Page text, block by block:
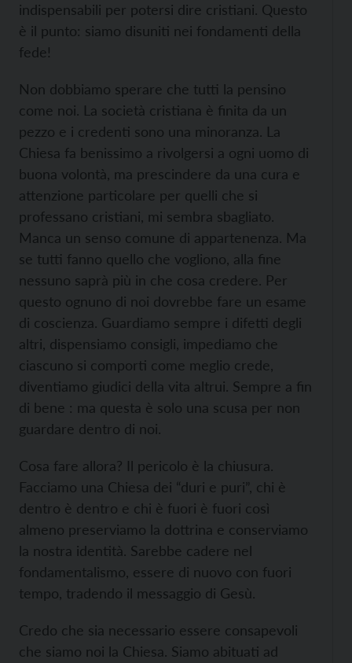
indispensabili per potersi dire cristiani. Questo
è il punto: siamo disuniti nei fondamenti della
fede!
Non dobbiamo sperare che tutti la pensino
come noi. La società cristiana è finita da un
pezzo e i credenti sono una minoranza. La
Chiesa fa benissimo a rivolgersi a ogni uomo di
buona volontà, ma prescindere da una cura e
attenzione particolare per quelli che si
professano cristiani, mi sembra sbagliato.
Manca un senso comune di appartenenza. Ma
se tutti fanno quello che vogliono, alla fine
nessuno saprà più in che cosa credere. Per
questo ognuno di noi dovrebbe fare un esame
di coscienza. Guardiamo sempre i difetti degli
altri, dispensiamo consigli, impediamo che
ciascuno si comporti come meglio crede,
diventiamo giudici della vita altrui. Sempre a fin
di bene : ma questa è solo una scusa per non
guardare dentro di noi.
Cosa fare allora? Il pericolo è la chiusura.
Facciamo una Chiesa dei “duri e puri”, chi è
dentro è dentro e chi è fuori è fuori così
almeno preserviamo la dottrina e conserviamo
la nostra identità. Sarebbe cadere nel
fondamentalismo, essere di nuovo con fuori
tempo, tradendo il messaggio di Gesù.
Credo che sia necessario essere consapevoli
che siamo noi la Chiesa. Siamo abituati ad